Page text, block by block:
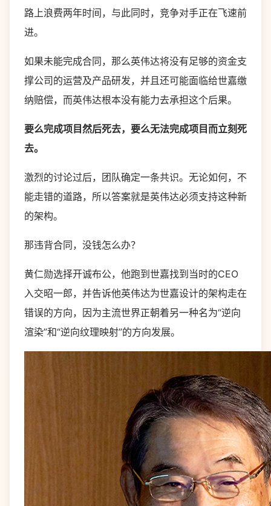
路上浪费两年时间，与此同时，竞争对手正在飞速前
进。
如果未能完成合同，那么英伟达将没有足够的资金支
撑公司的运营及产品研发，并且还可能面临给世嘉缴
纳赔偿，而英伟达根本没有能力去承担这个后果。
要么完成项目然后死去，要么无法完成项目而立刻死
去。
激烈的讨论过后，团队确定一条共识。无论如何，不
能走错的道路，所以答案就是英伟达必须支持这种新
的架构。
那违背合同，没钱怎么办？
黄仁勋选择开诚布公，他跑到世嘉找到当时的CEO
入交昭一郎，并告诉他英伟达为世嘉设计的架构走在
错误的方向，因为主流世界正朝着另一种名为“逆向
渲染”和“逆向纹理映射”的方向发展。